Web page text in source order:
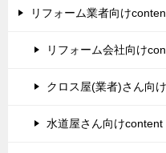
リフォーム業者向け
リフォーム会社向け
クロス屋(業者)さん向
水道屋さん向けcontent